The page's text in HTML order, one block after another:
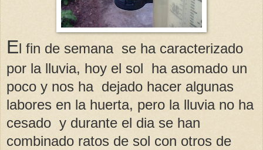
El fin de semana se ha caracterizado
por la lluvia, hoy el sol ha asomado un
poco y nos ha dejado hacer algunas
labores en la huerta, pero la lluvia no ha
cesado y durante el dia se han
combinado ratos de sol con otros de